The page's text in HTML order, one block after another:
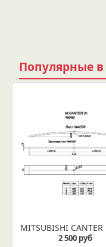
Популярные в
2 500 руб